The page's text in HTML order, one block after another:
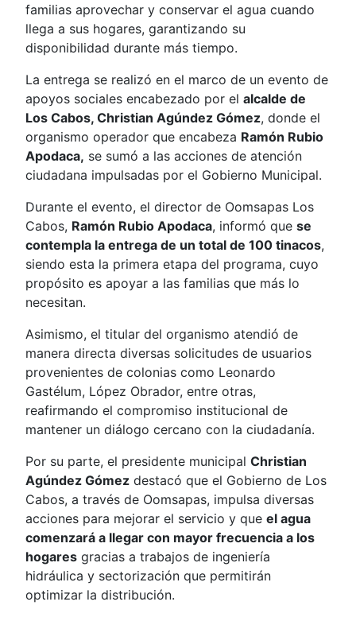
familias aprovechar y conservar el agua cuando
llega a sus hogares, garantizando su
disponibilidad durante más tiempo.
La entrega se realizó en el marco de un evento de
apoyos sociales encabezado por el alcalde de
Los Cabos, Christian Agúndez Gómez, donde el
organismo operador que encabeza Ramón Rubio
Apodaca, se sumó a las acciones de atención
ciudadana impulsadas por el Gobierno Municipal.
Durante el evento, el director de Oomsapas Los
Cabos, Ramón Rubio Apodaca, informó que se
contempla la entrega de un total de 100 tinacos,
siendo esta la primera etapa del programa, cuyo
propósito es apoyar a las familias que más lo
necesitan.
Asimismo, el titular del organismo atendió de
manera directa diversas solicitudes de usuarios
provenientes de colonias como Leonardo
Gastélum, López Obrador, entre otras,
reafirmando el compromiso institucional de
mantener un diálogo cercano con la ciudadanía.
Por su parte, el presidente municipal Christian
Agúndez Gómez destacó que el Gobierno de Los
Cabos, a través de Oomsapas, impulsa diversas
acciones para mejorar el servicio y que el agua
comenzará a llegar con mayor frecuencia a los
hogares gracias a trabajos de ingeniería
hidráulica y sectorización que permitirán
optimizar la distribución.